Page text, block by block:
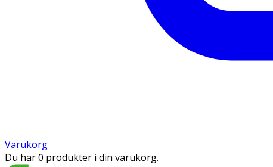
Varukorg
Du har 0 produkter i din varukorg.